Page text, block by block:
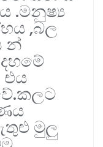
.මනුෂ්‍ය
,බල
න්
මුලු